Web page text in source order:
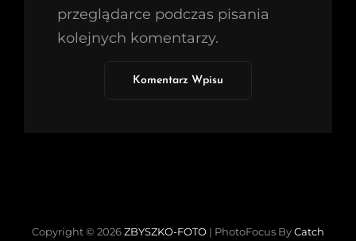
przeglądarce podczas pisania
kolejnych komentarzy.
Copyright © 2026ZBYSZKO-FOTO | PhotoFocus ByCatch